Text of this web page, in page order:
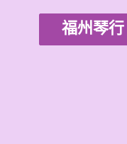
福州琴行